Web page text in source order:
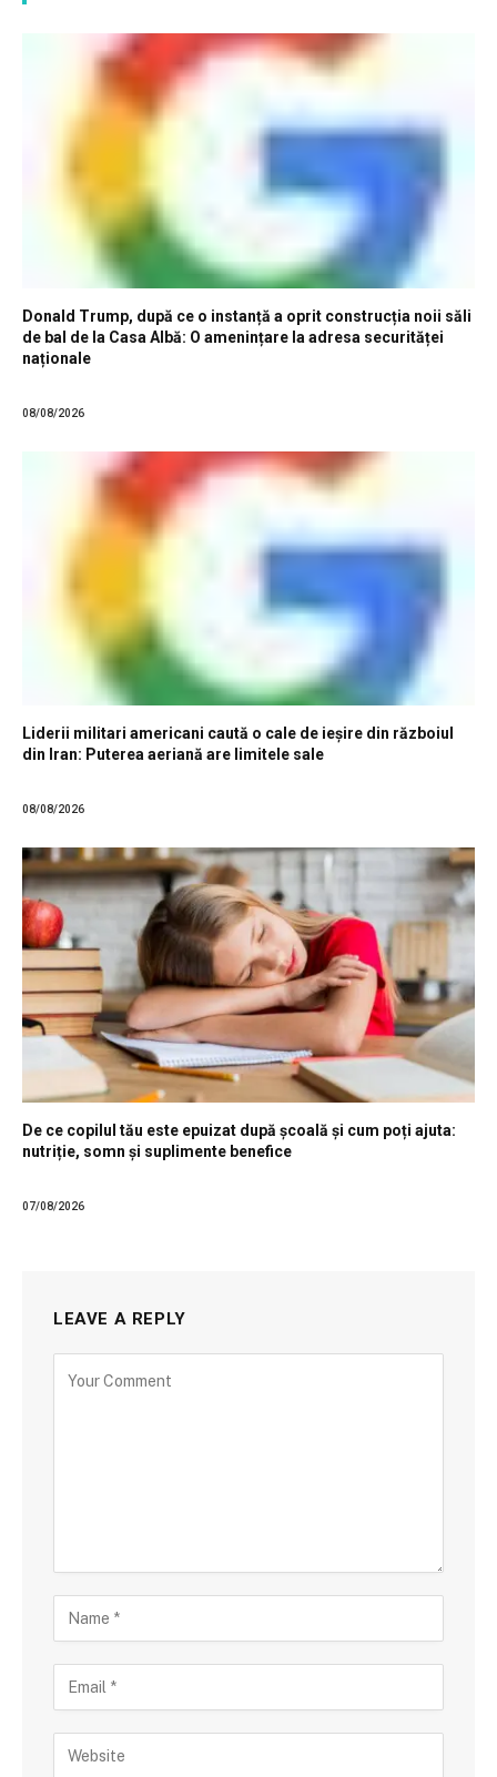
Donald Trump, după ce o instanță a oprit construcția noii săli
de bal de la Casa Albă: O amenințare la adresa securităței
naționale
08/08/2026
Liderii militari americani caută o cale de ieșire din războiul
din Iran: Puterea aeriană are limitele sale
08/08/2026
De ce copilul tău este epuizat după școală și cum poți ajuta:
nutriție, somn și suplimente benefice
07/08/2026
LEAVE A REPLY